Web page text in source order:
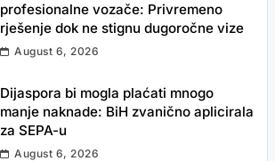
profesionalne vozače: Privremeno
rješenje dok ne stignu dugoročne vize
August 6, 2026
Dijaspora bi mogla plaćati mnogo
manje naknade: BiH zvanično aplicirala
za SEPA-u
August 6, 2026